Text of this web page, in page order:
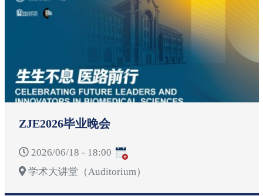
ZJE2026毕业晚会
2026/06/18 - 18:00
学术大讲堂（Auditorium）